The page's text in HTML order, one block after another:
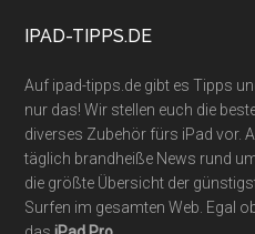
IPAD-TIPPS.DE
Auf ipad-tipps.de gibt es Tipps
nur das! Wir stellen euch die
diverses Zubehör fürs iPad vor.
täglich brandheiße News rund
die größte Übersicht der
Surfen im gesamten Web. Egal